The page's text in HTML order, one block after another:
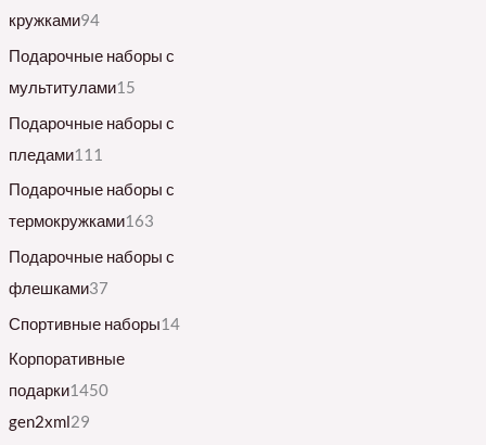
кружками94
Подарочные наборы с
мультитулами15
Подарочные наборы с
пледами111
Подарочные наборы с
термокружками163
Подарочные наборы с
флешками37
Спортивные наборы14
Корпоративные
подарки1450
gen2xml29